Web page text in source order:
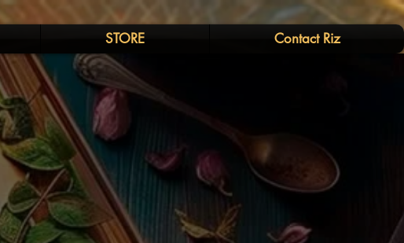
STORE Contact Riz